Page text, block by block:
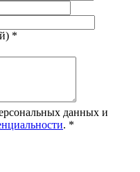
*
данных и
. *